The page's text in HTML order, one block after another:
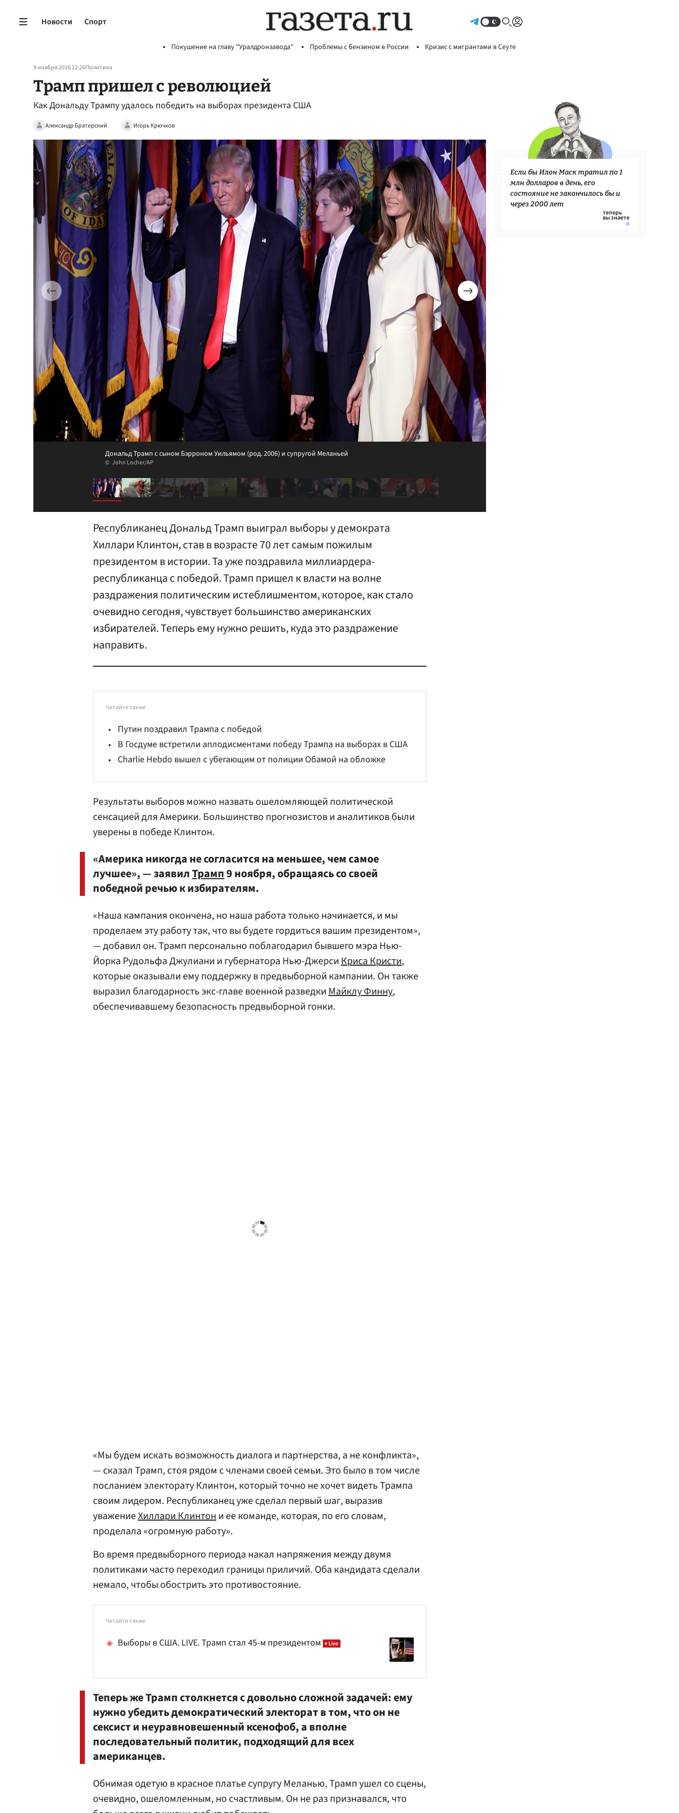
Новости Спорт
Покушение на главу "Уралдронзавода" Проблемы с бензином в России Кризис с мигрантами в Сеуте
9 ноября 2016 12:26Политика
Трамп пришел с революцией
Как Дональду Трампу удалось победить на выборах президента США
Александр Братерский Игорь Крючков
Дональд Трамп с сыном Бэрроном Уильямом (род. 2006) и супругой Меланьей
John Locher/AP
Республиканец Дональд Трамп выиграл выборы у демократа
Хиллари Клинтон, став в возрасте 70 лет самым пожилым
президентом в истории. Та уже поздравила миллиардера-
республиканца с победой. Трамп пришел к власти на волне
раздражения политическим истеблишментом, которое, как стало
очевидно сегодня, чувствует большинство американских
избирателей. Теперь ему нужно решить, куда это раздражение
направить.
Читайте также
Путин поздравил Трампа с победой
В Госдуме встретили аплодисментами победу Трампа на выборах в США
Charlie Hebdo вышел с убегающим от полиции Обамой на обложке
Результаты выборов можно назвать ошеломляющей политической
сенсацией для Америки. Большинство прогнозистов и аналитиков были
уверены в победе Клинтон.
«Америка никогда не согласится на меньшее, чем самое
лучшее», — заявилТрамп9 ноября, обращаясь со своей
победной речью к избирателям.
«Наша кампания окончена, но наша работа только начинается, и мы
проделаем эту работу так, что вы будете гордиться вашим президентом»,
— добавил он. Трамп персонально поблагодарил бывшего мэра Нью-
Йорка Рудольфа Джулиани и губернатора Нью-ДжерсиКриса Кристи,
которые оказывали ему поддержку в предвыборной кампании. Он также
выразил благодарность экс-главе военной разведкиМайклу Финну,
обеспечивавшему безопасность предвыборной гонки.
«Мы будем искать возможность диалога и партнерства, а не конфликта»,
— сказал Трамп, стоя рядом с членами своей семьи. Это было в том числе
посланием электорату Клинтон, который точно не хочет видеть Трампа
своим лидером. Республиканец уже сделал первый шаг, выразив
уважениеХиллари Клинтони ее команде, которая, по его словам,
проделала «огромную работу».
Во время предвыборного периода накал напряжения между двумя
политиками часто переходил границы приличий. Оба кандидата сделали
немало, чтобы обострить это противостояние.
Читайте также
Выборы в США. LIVE. Трамп стал 45-м президентом
Теперь же Трамп столкнется с довольно сложной задачей: ему
нужно убедить демократический электорат в том, что он не
сексист и неуравновешенный ксенофоб, а вполне
последовательный политик, подходящий для всех
американцев.
Обнимая одетую в красное платье супругу Меланью, Трамп ушел со сцены,
очевидно, ошеломленным, но счастливым. Он не раз признавался, что
Если бы Илон Маск тратил по 1
млн долларов в день, его
состояние не закончилось бы и
через 2000 лет